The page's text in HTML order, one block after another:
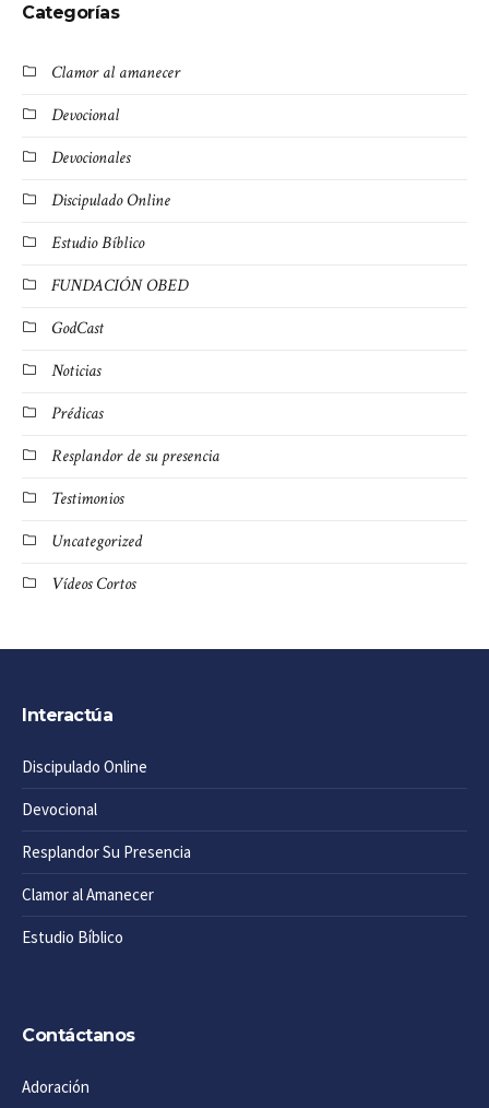
Categorías
Clamor al amanecer
Devocional
Devocionales
Discipulado Online
Estudio Bíblico
FUNDACIÓN OBED
GodCast
Noticias
Prédicas
Resplandor de su presencia
Testimonios
Uncategorized
Vídeos Cortos
Interactúa
Discipulado Online
Devocional
Resplandor Su Presencia
Clamor al Amanecer
Estudio Bíblico
Contáctanos
Adoración